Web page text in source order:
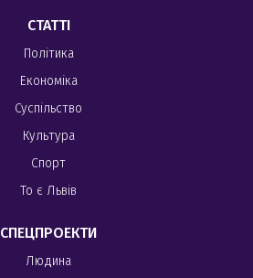
СТАТТІ
Політика
Економіка
Суспільство
Культура
Спорт
То є Львів
СПЕЦПРОЕКТИ
Людина